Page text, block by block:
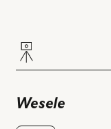
Wesele